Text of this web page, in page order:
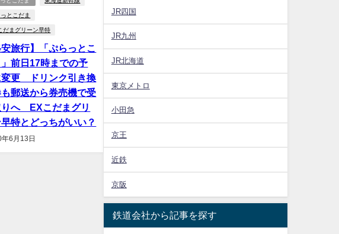
っとこだま
だまグリーン早特
安旅行】「ぷらっとこ
前日17時までの予
変更 ドリンク引き換
も郵送から券売機で受
りへ EXこだまグリ
特とどっちがいい？
6月13日
JR四国
JR九州
JR北海道
東京メトロ
小田急
京王
近鉄
京阪
鉄道会社から記事を探す